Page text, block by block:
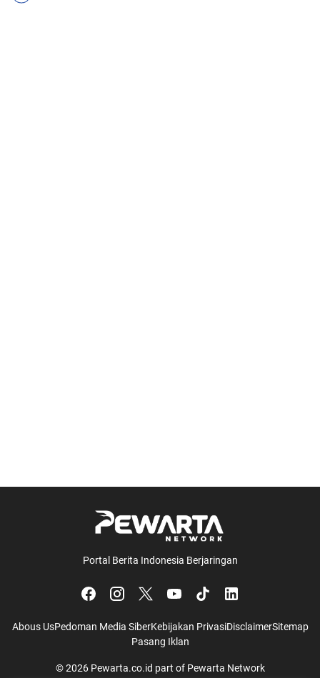
Portal Berita Indonesia Berjaringan
Abous UsPedoman Media SiberKebijakan PrivasiDisclaimerSitemap
Pasang Iklan
© 2026 Pewarta.co.id part of Pewarta Network